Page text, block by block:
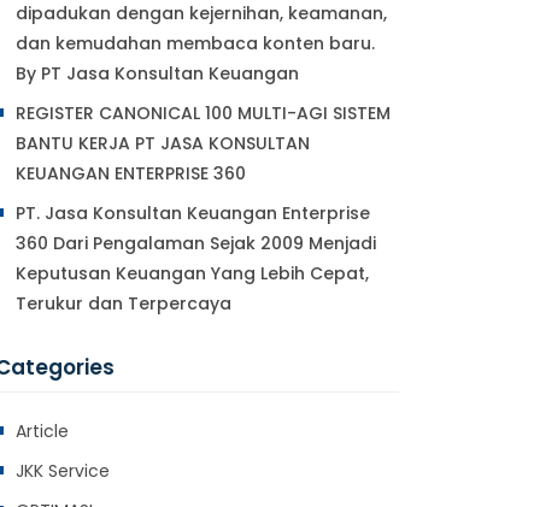
dipadukan dengan kejernihan, keamanan,
dan kemudahan membaca konten baru.
By PT Jasa Konsultan Keuangan
REGISTER CANONICAL 100 MULTI-AGI SISTEM
BANTU KERJA PT JASA KONSULTAN
KEUANGAN ENTERPRISE 360
PT. Jasa Konsultan Keuangan Enterprise
360 Dari Pengalaman Sejak 2009 Menjadi
Keputusan Keuangan Yang Lebih Cepat,
Terukur dan Terpercaya
Article
JKK Service